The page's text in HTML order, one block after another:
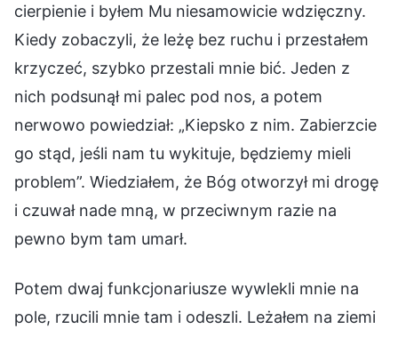
cierpienie i byłem Mu niesamowicie wdzięczny.
Kiedy zobaczyli, że leżę bez ruchu i przestałem
krzyczeć, szybko przestali mnie bić. Jeden z
nich podsunął mi palec pod nos, a potem
nerwowo powiedział: „Kiepsko z nim. Zabierzcie
go stąd, jeśli nam tu wykituje, będziemy mieli
problem”. Wiedziałem, że Bóg otworzył mi drogę
i czuwał nade mną, w przeciwnym razie na
pewno bym tam umarł.
Potem dwaj funkcjonariusze wywlekli mnie na
pole, rzucili mnie tam i odeszli. Leżałem na ziemi